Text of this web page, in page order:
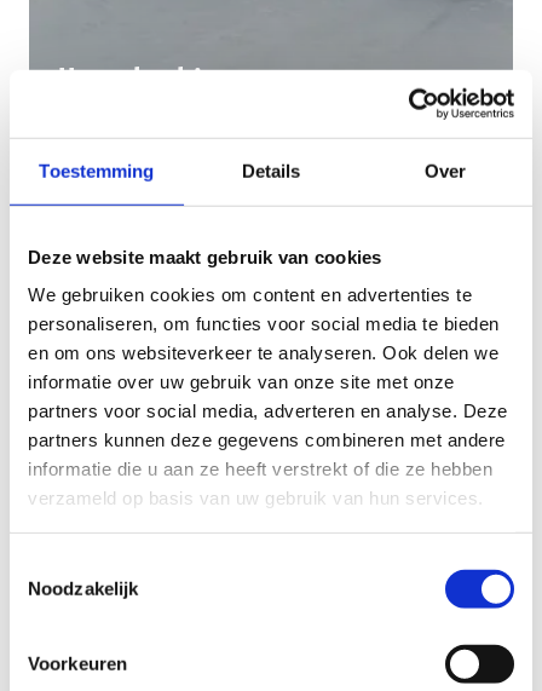
Toestemming Details Over
Deze website maakt gebruik van cookies
We gebruiken cookies om content en advertenties te
personaliseren, om functies voor social media te bieden
en om ons websiteverkeer te analyseren. Ook delen we
informatie over uw gebruik van onze site met onze
partners voor social media, adverteren en analyse. Deze
partners kunnen deze gegevens combineren met andere
informatie die u aan ze heeft verstrekt of die ze hebben
verzameld op basis van uw gebruik van hun services.
Noodzakelijk
Voorkeuren
IJsstokschieten
Kunstschaatsen